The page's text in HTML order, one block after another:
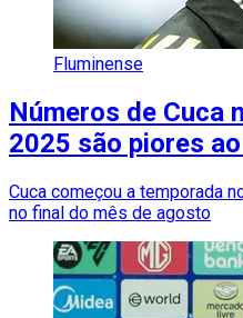
Fluminense
Números de Cuca
2025 são piores
Cuca começou a temporada
no final do mês de agosto